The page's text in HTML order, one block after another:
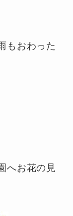
もおわった
へお花の見